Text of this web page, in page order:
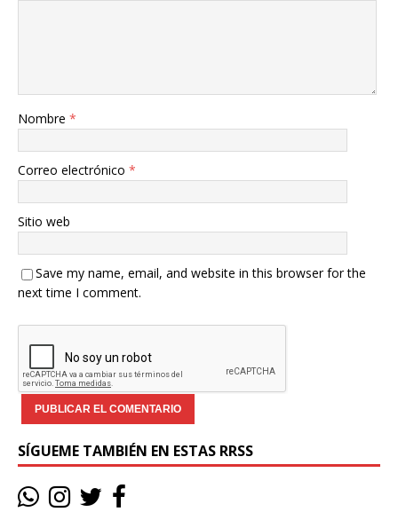
Nombre *
Correo electrónico *
Sitio web
Save my name, email, and website in this browser for the
next time I comment.
SÍGUEME TAMBIÉN EN ESTAS RRSS